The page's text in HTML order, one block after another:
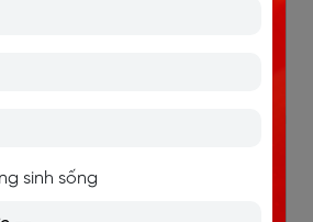
mang đến nhiều công cụ và ứng
hiệu quả, giúp bạn học mọi lúc,
phải đến lớp học truyền thống.
ngữ như Duolingo, Babbel,
sinh sống